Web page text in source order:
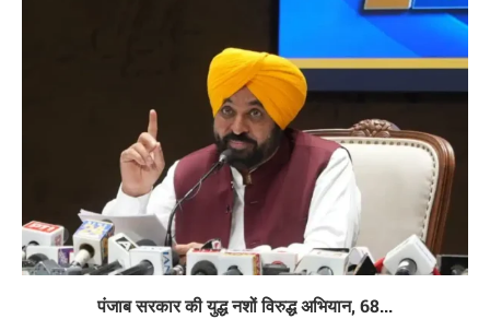
पंजाब सरकार की युद्ध नशों विरुद्ध अभियान, 68...